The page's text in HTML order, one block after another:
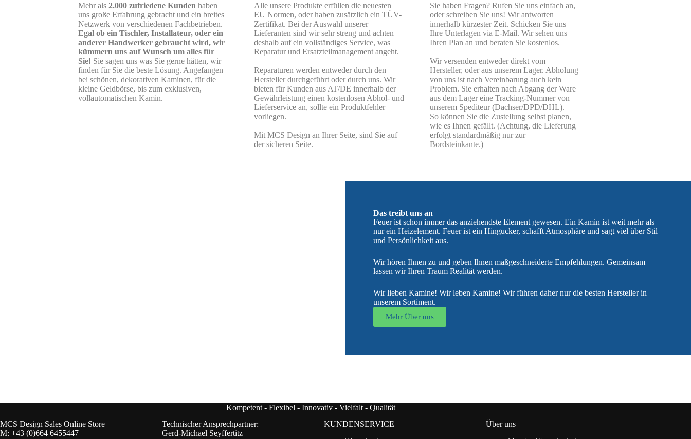
Mehr als 2.000 zufriedene Kunden haben
uns große Erfahrung gebracht und ein breites
Netzwerk von verschiedenen Fachbetrieben.
Egal ob ein Tischler, Installateur, oder ein
anderer Handwerker gebraucht wird, wir
kümmern uns auf Wunsch um alles für
Sie! Sie sagen uns was Sie gerne hätten, wir
finden für Sie die beste Lösung. Angefangen
bei schönen, dekorativen Kaminen, für die
kleine Geldbörse, bis zum exklusiven,
vollautomatischen Kamin.
Alle unsere Produkte erfüllen die neuesten
EU Normen, oder haben zusätzlich ein TÜV-
Zertifikat. Bei der Auswahl unserer
Lieferanten sind wir sehr streng und achten
deshalb auf ein vollständiges Service, was
Reparatur und Ersatzteilmanagement angeht.
Reparaturen werden entweder durch den
Hersteller durchgeführt oder durch uns. Wir
bieten für Kunden aus AT/DE innerhalb der
Gewährleistung einen kostenlosen Abhol- und
Lieferservice an, sollte ein Produktfehler
vorliegen.
Mit MCS Design an Ihrer Seite, sind Sie auf
der sicheren Seite.
Sie haben Fragen? Rufen Sie uns einfach an,
oder schreiben Sie uns! Wir antworten
innerhalb kürzester Zeit. Schicken Sie uns
Ihre Unterlagen via E-Mail. Wir sehen uns
Ihren Plan an und beraten Sie kostenlos.
Wir versenden entweder direkt vom
Hersteller, oder aus unserem Lager. Abholung
von uns ist nach Vereinbarung auch kein
Problem. Sie erhalten nach Abgang der Ware
aus dem Lager eine Tracking-Nummer von
unserem Spediteur (Dachser/DPD/DHL).
So können Sie die Zustellung selbst planen,
wie es Ihnen gefällt. (Achtung, die Lieferung
erfolgt standardmäßig nur zur
Bordsteinkante.)
Das treibt uns an
Feuer ist schon immer das anziehendste Element gewesen. Ein Kamin ist weit mehr als
nur ein Heizelement. Feuer ist ein Hingucker, schafft Atmosphäre und sagt viel über Stil
und Persönlichkeit aus.
Wir hören Ihnen zu und geben Ihnen maßgeschneiderte Empfehlungen. Gemeinsam
lassen wir Ihren Traum Realität werden.
Wir lieben Kamine! Wir leben Kamine! Wir führen daher nur die besten Hersteller in
unserem Sortiment.
Mehr Über uns
Kompetent - Flexibel - Innovativ - Vielfalt - Qualität
MCS Design Sales Online Store
M: +43 (0)664 6455447
Technischer Ansprechpartner:
Gerd-Michael Seyffertitz
KUNDENSERVICE
Über uns